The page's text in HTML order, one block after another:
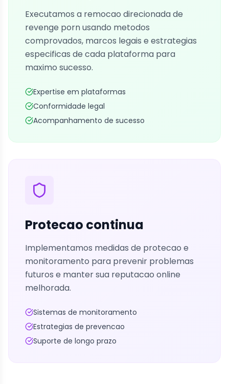
Executamos a remocao direcionada de
revenge porn usando metodos
comprovados, marcos legais e estrategias
especificas de cada plataforma para
maximo sucesso.
Expertise em plataformas
Conformidade legal
Acompanhamento de sucesso
Protecao continua
Implementamos medidas de protecao e
monitoramento para prevenir problemas
futuros e manter sua reputacao online
melhorada.
Sistemas de monitoramento
Estrategias de prevencao
Suporte de longo prazo